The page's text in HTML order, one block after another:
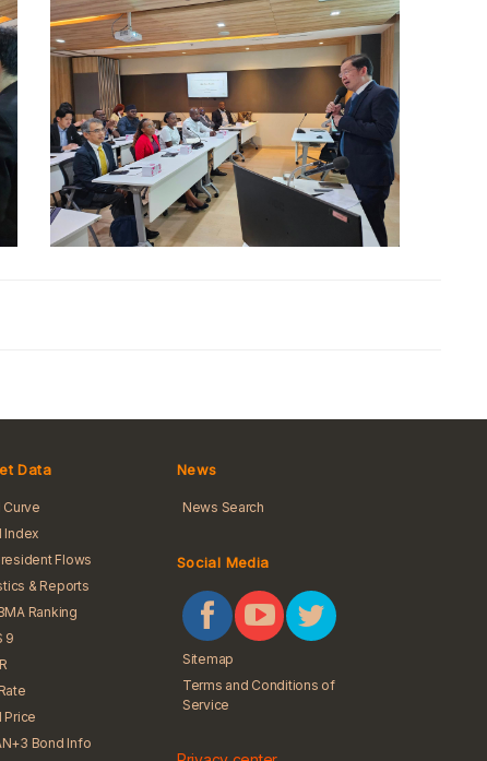
Data
Curve
Index
Flows
& Reports
Ranking
9
Price
Bond Info
News
News Search
Social Media
Sitemap
Terms and Conditions of
Service